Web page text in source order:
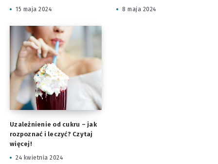
15 maja 2024 8 maja 2024
Uzależnienie od cukru – jak
rozpoznać i leczyć? Czytaj
więcej!
24 kwietnia 2024